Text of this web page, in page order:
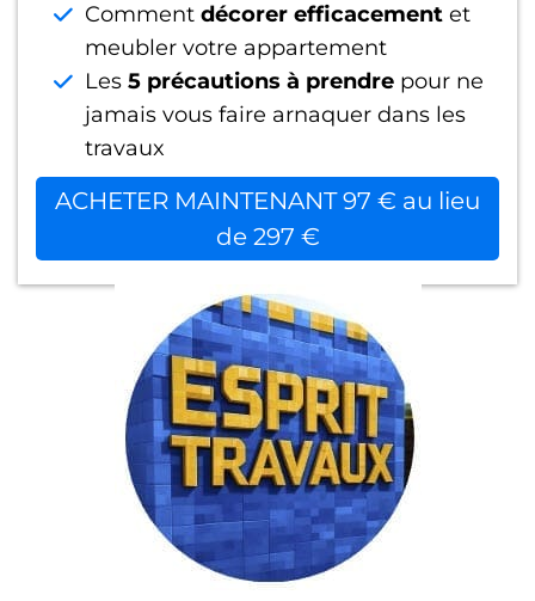
Comment décorer efficacement et
meubler votre appartement
Les 5 précautions à prendre pour ne
jamais vous faire arnaquer dans les
travaux
ACHETER MAINTENANT 97 € au lieu
de 297 €